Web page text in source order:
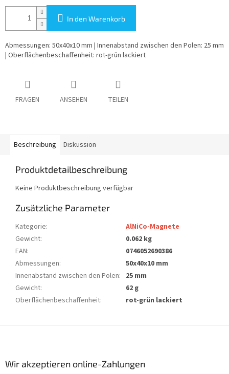
In den Warenkorb
Abmessungen: 50x40x10 mm | Innenabstand zwischen den Polen: 25 mm
| Oberflächenbeschaffenheit: rot-grün lackiert
FRAGEN ANSEHEN TEILEN
Beschreibung Diskussion
Produktdetailbeschreibung
Keine Produktbeschreibung verfügbar
Zusätzliche Parameter
Kategorie:
AlNiCo-Magnete
Gewicht:
0.062 kg
EAN:
0746052690386
Abmessungen:
50x40x10 mm
Innenabstand zwischen den Polen: 25 mm
Gewicht:
62 g
Oberflächenbeschaffenheit: rot-grün lackiert
Wir akzeptieren online-Zahlungen